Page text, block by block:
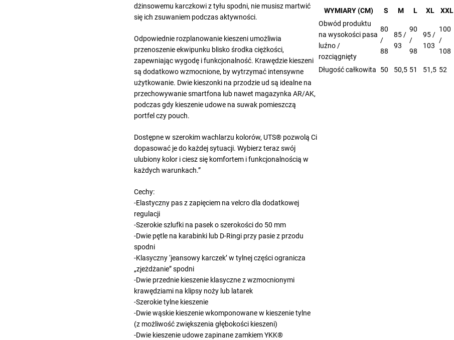
dżinsowemu karczkowi z tyłu spodni, nie musisz martwić
się ich zsuwaniem podczas aktywności.
Odpowiednie rozplanowanie kieszeni umożliwia
przenoszenie ekwipunku blisko środka ciężkości,
zapewniając wygodę i funkcjonalność. Krawędzie kieszeni
są dodatkowo wzmocnione, by wytrzymać intensywne
użytkowanie. Dwie kieszonki na przodzie ud są idealne na
przechowywanie smartfona lub nawet magazynka AR/AK,
podczas gdy kieszenie udowe na suwak pomieszczą
portfel czy pouch.
Dostępne w szerokim wachlarzu kolorów, UTS® pozwolą Ci
dopasować je do każdej sytuacji. Wybierz teraz swój
ulubiony kolor i ciesz się komfortem i funkcjonalnością w
każdych warunkach.”
Cechy:
-Elastyczny pas z zapięciem na velcro dla dodatkowej
regulacji
-Szerokie szlufki na pasek o szerokości do 50 mm
-Dwie pętle na karabinki lub D-Ringi przy pasie z przodu
spodni
-Klasyczny ‘jeansowy karczek’ w tylnej części ogranicza
„zjeżdżanie” spodni
-Dwie przednie kieszenie klasyczne z wzmocnionymi
krawędziami na klipsy noży lub latarek
-Szerokie tylne kieszenie
-Dwie wąskie kieszenie wkomponowane w kieszenie tylne
(z możliwość zwiększenia głębokości kieszeni)
-Dwie kieszenie udowe zapinane zamkiem YKK®
WYMIARY (CM) S M L XL XXL
Obwód produktu
na wysokości pasa
luźno /
rozciągnięty
80
/
88
85 /
93
90
/
98
95 /
103
100
/
108
Długość całkowita 50 50,5 51 51,5 52